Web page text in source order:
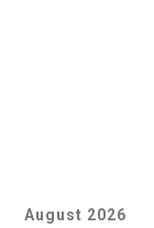
August 2026